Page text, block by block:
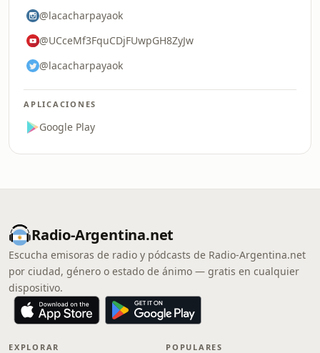
@lacacharpayaok
@UCceMf3FquCDjFUwpGH8ZyJw
@lacacharpayaok
APLICACIONES
Google Play
Radio-Argentina.net
Escucha emisoras de radio y pódcasts de Radio-Argentina.net
por ciudad, género o estado de ánimo — gratis en cualquier
dispositivo.
EXPLORAR POPULARES